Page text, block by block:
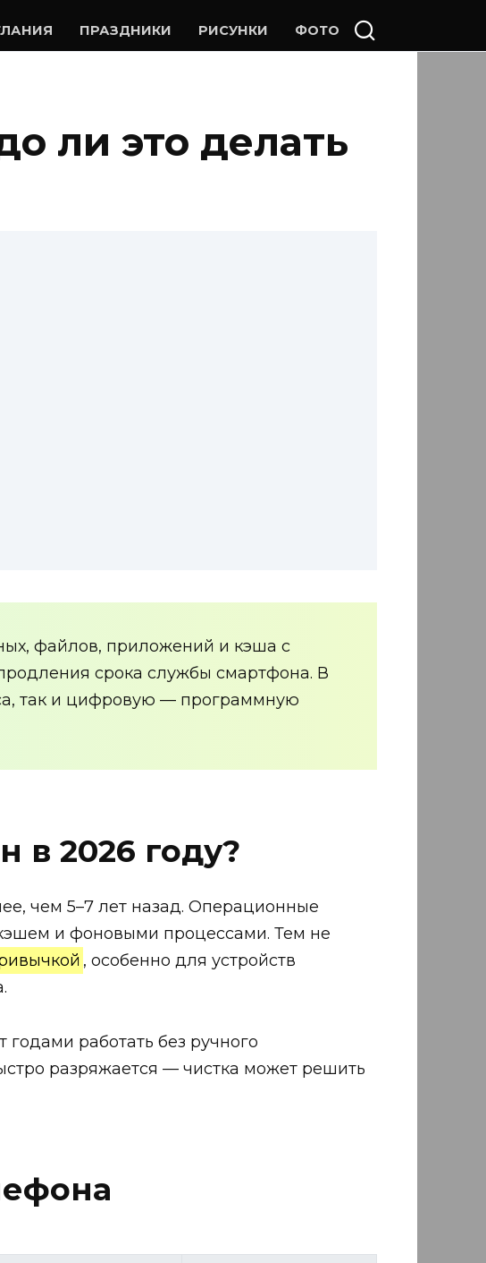
ПРАЗДНИКИ РИСУНКИ ФОТО
ли это делать
файлов, приложений и кэша с
срока службы смартфона. В
так и цифровую — программную
в 2026 году?
чем 5–7 лет назад. Операционные
и фоновыми процессами. Тем не
, особенно для устройств
годами работать без ручного
разряжается — чистка может решить